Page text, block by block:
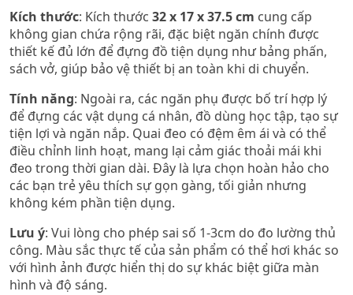
Kích thước: Kích thước 32 x 17 x 37.5 cm cung cấp
không gian chứa rộng rãi, đặc biệt ngăn chính được
thiết kế đủ lớn để đựng đồ tiện dụng như bảng phấn,
sách vở, giúp bảo vệ thiết bị an toàn khi di chuyển.
Tính năng: Ngoài ra, các ngăn phụ được bố trí hợp lý
để đựng các vật dụng cá nhân, đồ dùng học tập, tạo sự
tiện lợi và ngăn nắp. Quai đeo có đệm êm ái và có thể
điều chỉnh linh hoạt, mang lại cảm giác thoải mái khi
đeo trong thời gian dài. Đây là lựa chọn hoàn hảo cho
các bạn trẻ yêu thích sự gọn gàng, tối giản nhưng
không kém phần tiện dụng.​
Lưu ý: Vui lòng cho phép sai số 1-3cm do đo lường thủ
công. Màu sắc thực tế của sản phẩm có thể hơi khác so
với hình ảnh được hiển thị do sự khác biệt giữa màn
hình và độ sáng.